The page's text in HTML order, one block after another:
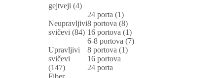
gejtveji (4)
Neupravljivi
svičevi (84)
24 porta (1)
8 portova (8)
16 portova (1)
6-8 portova (7)
Upravljivi
svičevi
(147)
8 portova (1)
16 portova
24 porta